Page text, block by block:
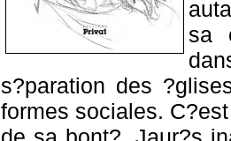
sa
s?paration des
formes sociales.